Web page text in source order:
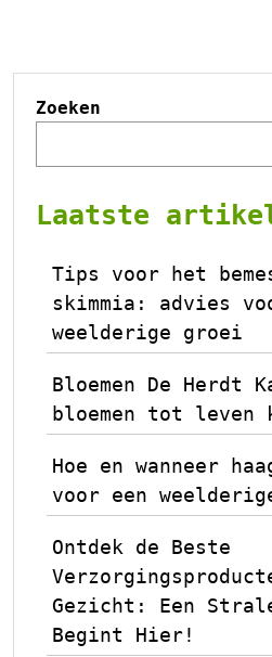
Zoeken
Laatste
Tips voor het
skimmia: advies
weelderige groei
Bloemen De Herdt
bloemen tot leven
Hoe en wanneer
voor een
Ontdek de Beste
Gezicht: Een
Begint Hier!